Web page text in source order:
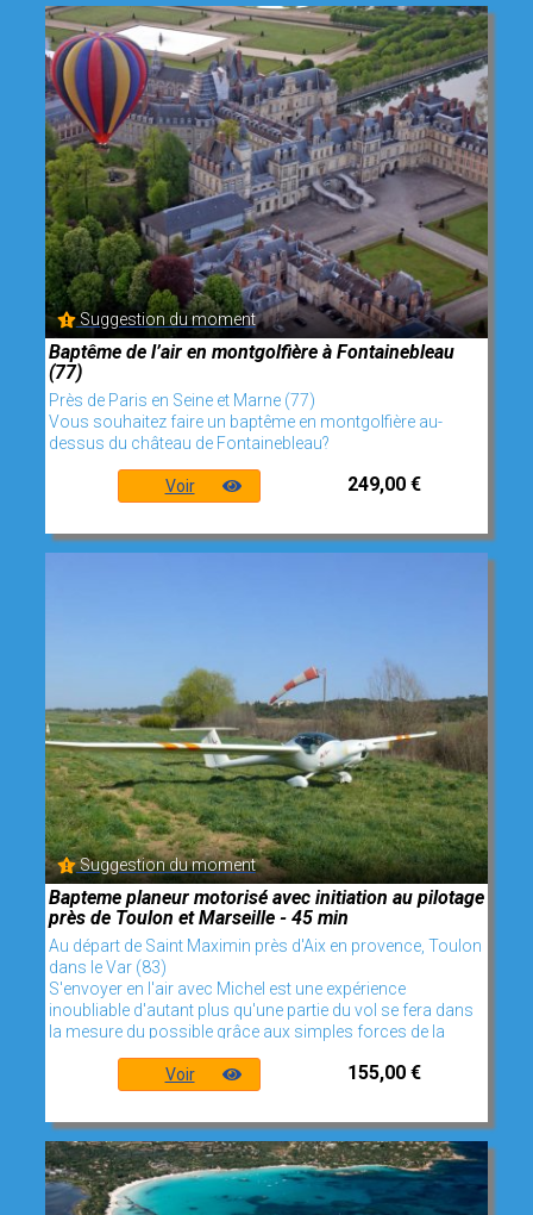
Suggestion du moment
Baptême de l’air en montgolfière à Fontainebleau
(77)
Près de Paris en Seine et Marne (77)
Vous souhaitez faire un baptême en montgolfière au-
dessus du château de Fontainebleau?
Voir 249,00 €
Suggestion du moment
Bapteme planeur motorisé avec initiation au pilotage
près de Toulon et Marseille - 45 min
Au départ de Saint Maximin près d'Aix en provence, Toulon
dans le Var (83)
S'envoyer en l'air avec Michel est une expérience
inoubliable d'autant plus qu'une partie du vol se fera dans
la mesure du possible grâce aux simples forces de la
Voir 155,00 €